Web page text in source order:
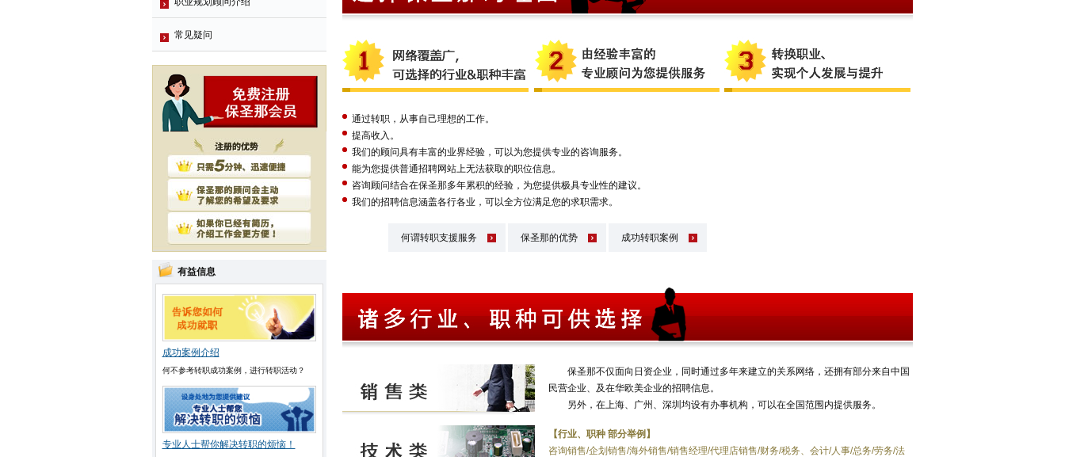
通过转职，从事自己理想的工作。
提高收入。
我们的顾问具有丰富的业界经验，可以为您提供专业的咨询服务。
能为您提供普通招聘网站上无法获取的职位信息。
咨询顾问结合在保圣那多年累积的经验，为您提供极具专业性的建议。
我们的招聘信息涵盖各行各业，可以全方位满足您的求职需求。
何谓转职支援服务 保圣那的优势 成功转职案例
保圣那不仅面向日资企业，同时通过多年来建立的关系网络，还拥有部分来自中国
民营企业、及在华欧美企业的招聘信息。
另外，在上海、广州、深圳均设有办事机构，可以在全国范围内提供服务。
【行业、职种 部分举例】
咨询销售/企划销售/海外销售/销售经理/代理店销售/财务/税务、会计/人事/总务/劳务/法
常见疑问
有益信息
成功案例介绍
何不参考转职成功案例，进行转职活动？
专业人士帮你解决转职的烦恼！